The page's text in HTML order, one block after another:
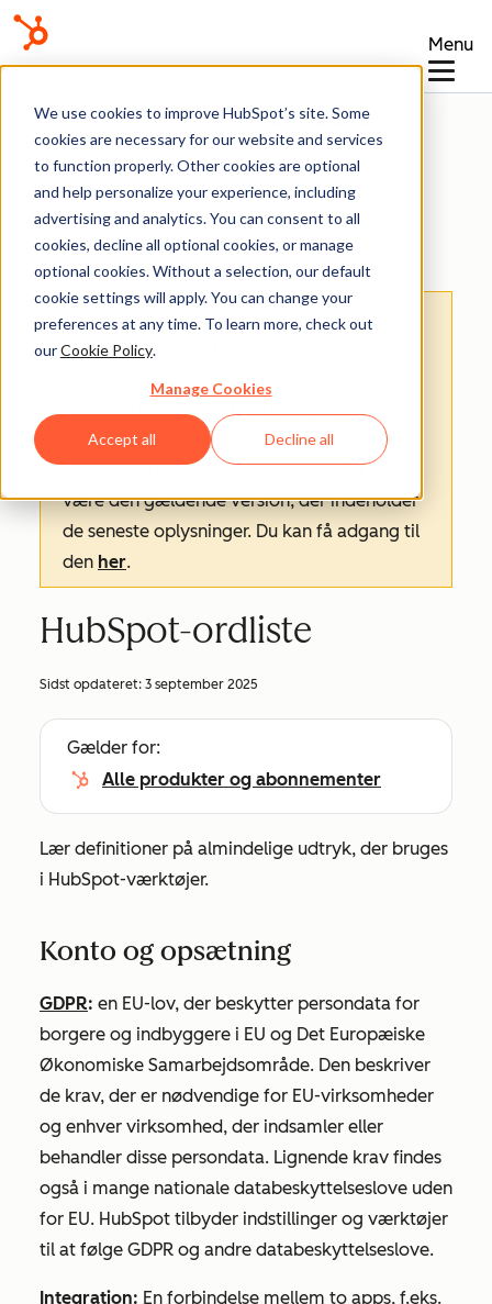
We use cookies to improve HubSpot’s site. Some
cookies are necessary for our website and services
to function properly. Other cookies are optional
and help personalize your experience, including
advertising and analytics. You can consent to all
cookies, decline all optional cookies, or manage
optional cookies. Without a selection, our default
cookie settings will apply. You can change your
preferences at any time. To learn more, check out
ourCookie Policy.
Manage Cookies
Accept all Decline all
Menu
Vidensbase
Kom i gang
Bemærk:
Oversættelsen af denne artikel er
kun til rådighed for nemheds skyld.
blevet korrekturlæst. Den engelske version
af denne artikel bør således anses for at
være den gældende version, der indeholder
de seneste oplysninger. Du kan få adgang til
den her.
HubSpot-ordliste
Sidst opdateret: 3 september 2025
Gælder for:
Alle produkter og abonnementer
Lær definitioner på almindelige udtryk, der bruges
i HubSpot-værktøjer.
Konto og opsætning
GDPR: en EU-lov, der beskytter persondata for
borgere og indbyggere i EU og Det Europæiske
Økonomiske Samarbejdsområde. Den beskriver
de krav, der er nødvendige for EU-virksomheder
og enhver virksomhed, der indsamler eller
behandler disse persondata. Lignende krav findes
også i mange nationale databeskyttelseslove uden
for EU. HubSpot tilbyder indstillinger og værktøjer
til at følge GDPR og andre databeskyttelseslove.
Integration: En forbindelse mellem to apps, f.eks.